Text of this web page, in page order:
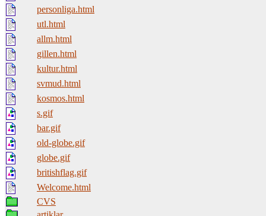
personliga.html
utl.html
allm.html
gillen.html
kultur.html
svmud.html
kosmos.html
s.gif
bar.gif
old-globe.gif
globe.gif
britishflag.gif
Welcome.html
CVS